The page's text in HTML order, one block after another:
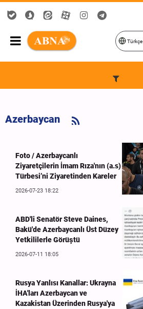
Türkçe
Azerbaycan
Foto / Azerbaycanlı
Ziyaretçilerin İmam Rıza'nın (a.s)
Türbesi’ni Ziyaretinden Kareler
2026-07-23 18:22
ABD'li Senatör Steve Daines,
Bakü'de Azerbaycanlı Üst Düzey
Yetkililerle Görüştü
2026-07-11 18:05
Rusya Yanlısı Kanallar: Ukrayna
İHA'ları Azerbaycan ve
Kazakistan Üzerinden Rusya'ya